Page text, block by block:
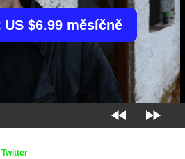
$6.99 měsíčně
Twitter